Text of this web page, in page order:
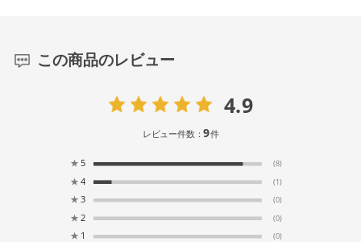
この商品のレビュー
4.9
レビュー件数：9件
★ 5 (8)
★ 4 (1)
★ 3 (0)
★ 2 (0)
★ 1 (0)